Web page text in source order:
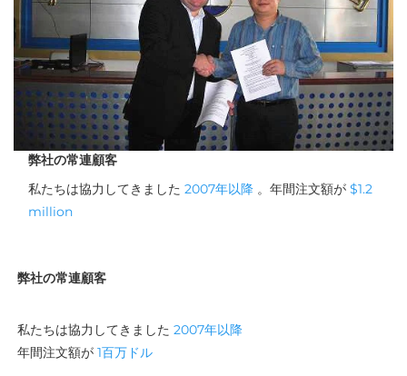
弊社の常連顧客
私たちは協力してきました 2007年以降 。年間注文額が $1.2
million
弊社の常連顧客
私たちは協力してきました 2007年以降
年間注文額が 1百万ドル